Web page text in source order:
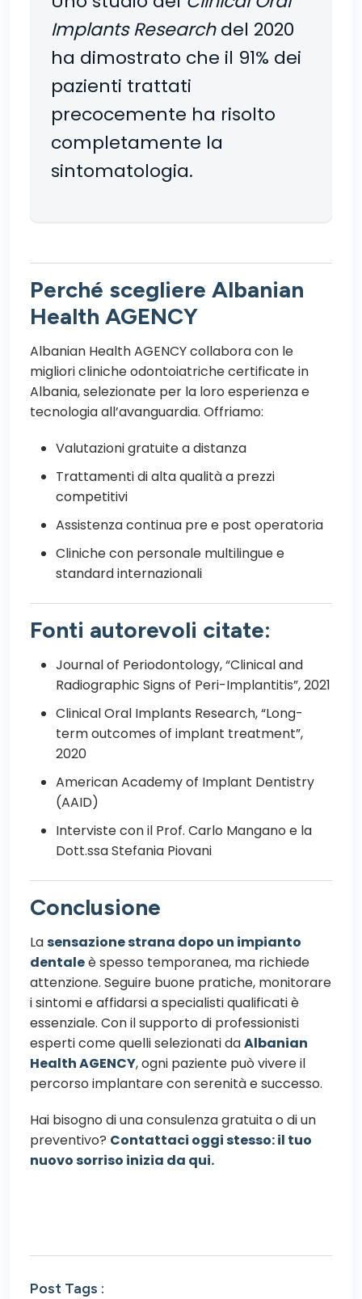
Implants Researchdel 2020
ha dimostrato che il 91% dei
pazienti trattati
precocemente ha risolto
completamente la
sintomatologia.
Perché scegliere Albanian
Health AGENCY
Albanian Health AGENCY collabora con le
migliori cliniche odontoiatriche certificate in
Albania, selezionate per la loro esperienza e
tecnologia all’avanguardia. Offriamo:
Valutazioni gratuite a distanza
Trattamenti di alta qualità a prezzi
competitivi
Assistenza continua pre e post operatoria
Cliniche con personale multilingue e
standard internazionali
Fonti autorevoli citate:
Journal of Periodontology, “Clinical and
Radiographic Signs of Peri-Implantitis”, 2021
Clinical Oral Implants Research, “Long-
term outcomes of implant treatment”,
2020
American Academy of Implant Dentistry
(AAID)
Interviste con il Prof. Carlo Mangano e la
Dott.ssa Stefania Piovani
Conclusione
Lasensazione strana dopo un impianto
dentaleè spesso temporanea, ma richiede
attenzione. Seguire buone pratiche, monitorare
i sintomi e affidarsi a specialisti qualificati è
essenziale. Con il supporto di professionisti
esperti come quelli selezionati daAlbanian
Health AGENCY, ogni paziente può vivere il
percorso implantare con serenità e successo.
Hai bisogno di una consulenza gratuita o di un
preventivo? Contattaci oggi stesso: il tuo
nuovo sorriso inizia da qui.
Post Tags :